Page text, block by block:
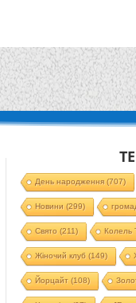
День народження(707)
Новини (299)
Свято (211) Колель
Жіночий клуб (149)
Йорцайт (108)